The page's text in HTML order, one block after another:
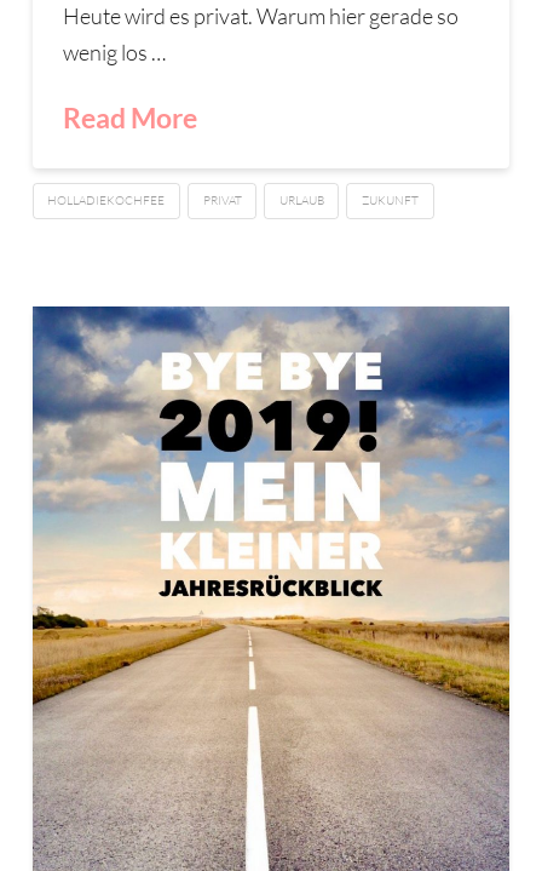
Heute wird es privat. Warum hier gerade so
wenig los …
Read More
HOLLADIEKOCHFEE PRIVAT URLAUB ZUKUNFT